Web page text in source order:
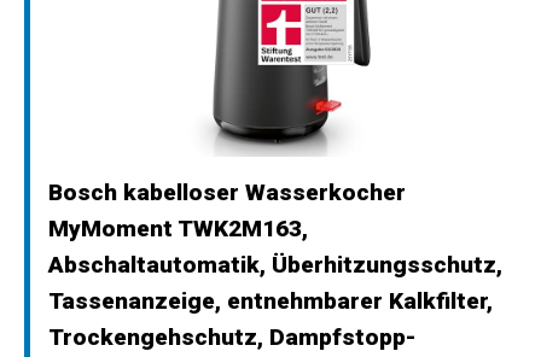
Bosch kabelloser Wasserkocher
MyMoment TWK2M163,
Abschaltautomatik, Überhitzungsschutz,
Tassenanzeige, entnehmbarer Kalkfilter,
Trockengehschutz, Dampfstopp-